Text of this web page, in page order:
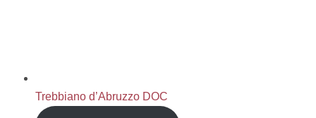
Trebbiano d’Abruzzo DOC